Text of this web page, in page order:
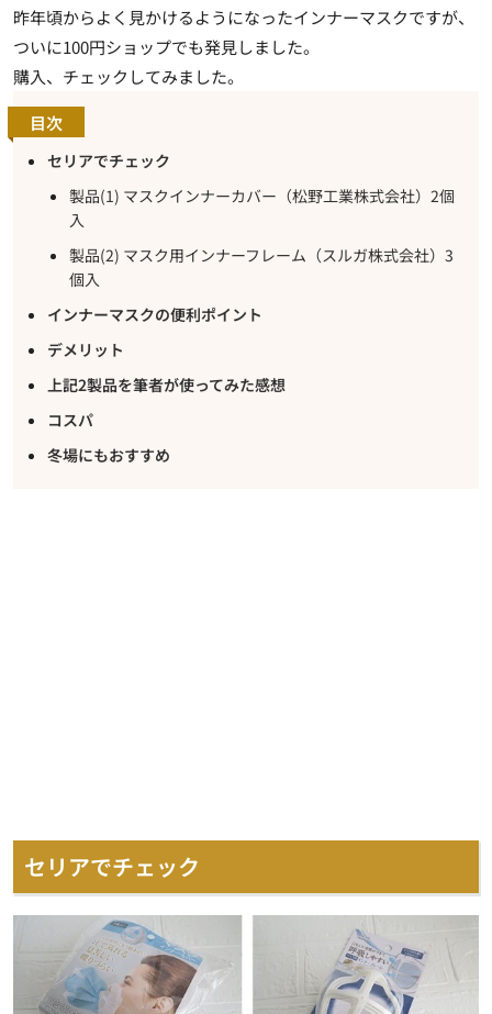
昨年頃からよく見かけるようになったインナーマスクですが、
ついに100円ショップでも発見しました。
購入、チェックしてみました。
目次
セリアでチェック
製品(1) マスクインナーカバー（松野工業株式会社）2個
入
製品(2) マスク用インナーフレーム（スルガ株式会社）3
個入
インナーマスクの便利ポイント
デメリット
上記2製品を筆者が使ってみた感想
コスパ
冬場にもおすすめ
セリアでチェック